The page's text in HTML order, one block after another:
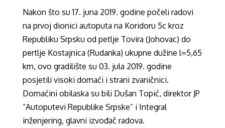
Nakon što su 17. juna 2019. godine počeli radovi
na prvoj dionici autoputa na Koridoru 5c kroz
Republiku Srpsku od petlje Tovira (Johovac) do
pertlje Kostajnica (Rudanka) ukupne dužine l=5,65
km, ovo gradilište su 03. jula 2019. godine
posjetili visoki domaći i strani zvaničnici.
Domaćini obilaska su bili Dušan Topić, direktor JP
“Autoputevi Republike Srpske” i Integral
inženjering, glavni izvođač radova.